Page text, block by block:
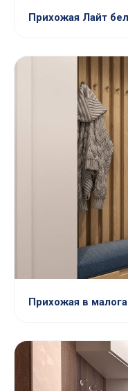
Прихожая Лайт
Прихожая в